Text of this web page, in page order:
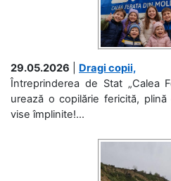
29.05.2026
Dragi copii,
Întreprinderea de Stat „Calea
urează o copilărie fericită,
vise împlinite!...